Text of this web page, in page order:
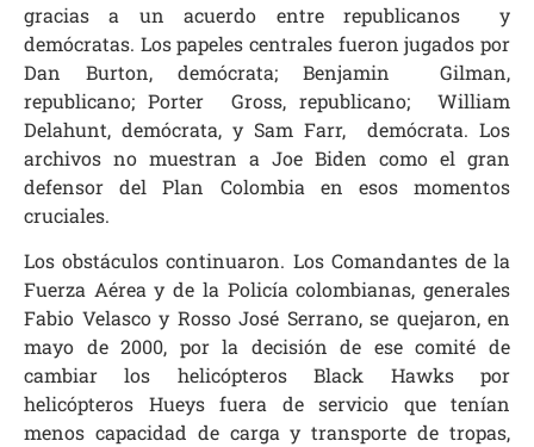
gracias a un acuerdo entre republicanos y
demócratas. Los papeles centrales fueron jugados por
Dan Burton, demócrata; Benjamin Gilman,
republicano; Porter Gross, republicano; William
Delahunt, demócrata, y Sam Farr, demócrata. Los
archivos no muestran a Joe Biden como el gran
defensor del Plan Colombia en esos momentos
cruciales.
Los obstáculos continuaron. Los Comandantes de la
Fuerza Aérea y de la Policía colombianas, generales
Fabio Velasco y Rosso José Serrano, se quejaron, en
mayo de 2000, por la decisión de ese comité de
cambiar los helicópteros Black Hawks por
helicópteros Hueys fuera de servicio que tenían
menos capacidad de carga y transporte de tropas,